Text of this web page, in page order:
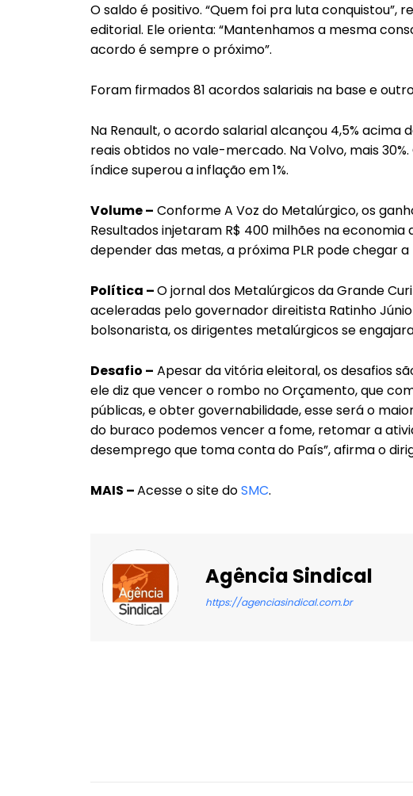
O saldo é positivo. “Quem foi pra luta conquistou”,
editorial. Ele orienta: “Mantenhamos a mesma
acordo é sempre o próximo”.
Foram firmados 81 acordos salariais na base e
Na Renault, o acordo salarial alcançou 4,5% acima
reais obtidos no vale-mercado. Na Volvo, mais
índice superou a inflação em 1%.
Volume – Conforme A Voz do Metalúrgico, os
Resultados injetaram R$ 400 milhões na economia
depender das metas, a próxima PLR pode chegar a
Política –O jornal dos Metalúrgicos da Grande
aceleradas pelo governador direitista Ratinho
bolsonarista, os dirigentes metalúrgicos se
Desafio – Apesar da vitória eleitoral, os desafios
ele diz que vencer o rombo no Orçamento, que
públicas, e obter governabilidade, esse será o
do buraco podemos vencer a fome, retomar a
desemprego que toma conta do País”, afirma o
MAIS –Acesse o site doSMC.
Agência Sindical
https://agenciasindical.com.br